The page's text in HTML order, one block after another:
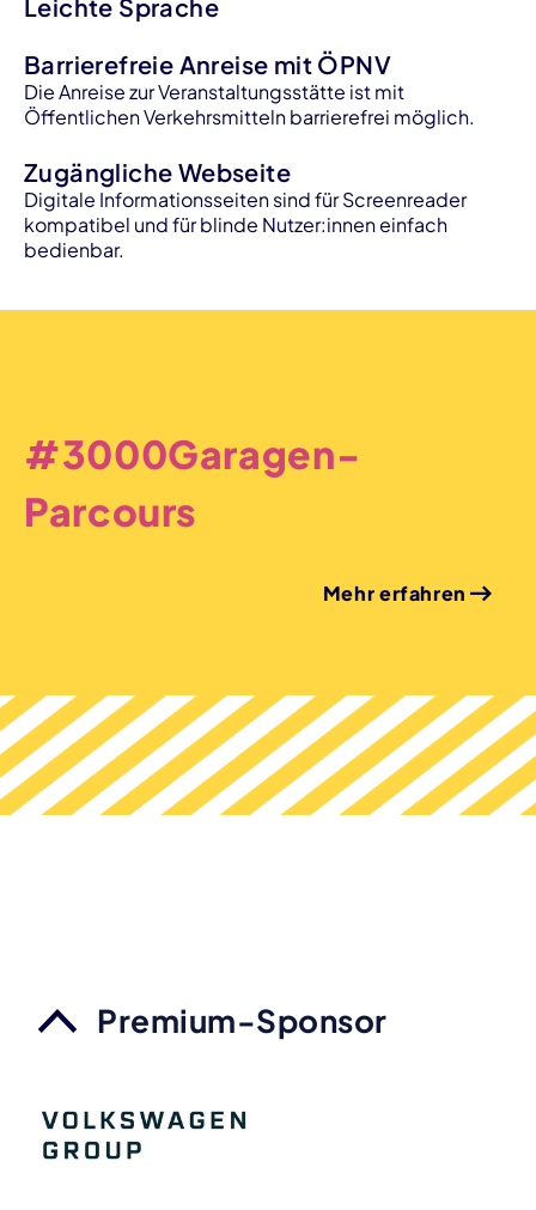
Leichte Sprache
Barrierefreie Anreise mit ÖPNV
Die Anreise zur Veranstaltungsstätte ist mit
Öffentlichen Verkehrsmitteln barrierefrei möglich.
Zugängliche Webseite
Digitale Informationsseiten sind für Screenreader
kompatibel und für blinde Nutzer:innen einfach
bedienbar.
#3000Garagen-
Parcours
Mehr erfahren
Premium-Sponsor